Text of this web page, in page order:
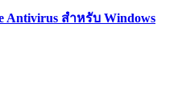
สำหรับ Windows